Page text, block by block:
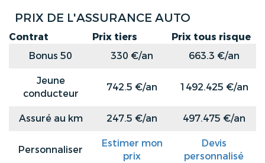
PRIX DE L'ASSURANCE AUTO
Contrat Prix tiers
Prix tous risque
Bonus 50
330 €/an
663.3 €/an
Jeune
conducteur
742.5 €/an 1492.425 €/an
Assuré au km 247.5 €/an 497.475 €/an
Personnaliser
Estimer mon
prix
Devis
personnalisé